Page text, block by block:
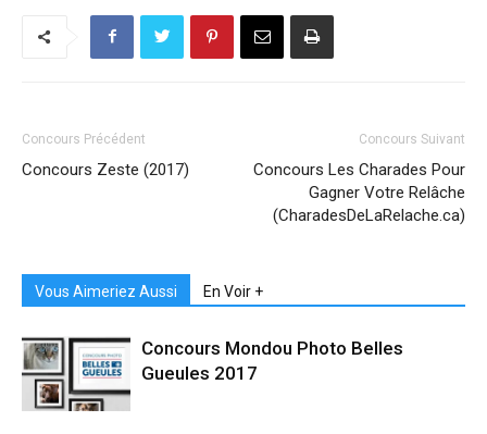
Concours Précédent
Concours Zeste (2017)
Concours Suivant
Concours Les Charades Pour
Gagner Votre Relâche
(CharadesDeLaRelache.ca)
Vous Aimeriez Aussi En Voir +
Concours Mondou Photo Belles
Gueules 2017